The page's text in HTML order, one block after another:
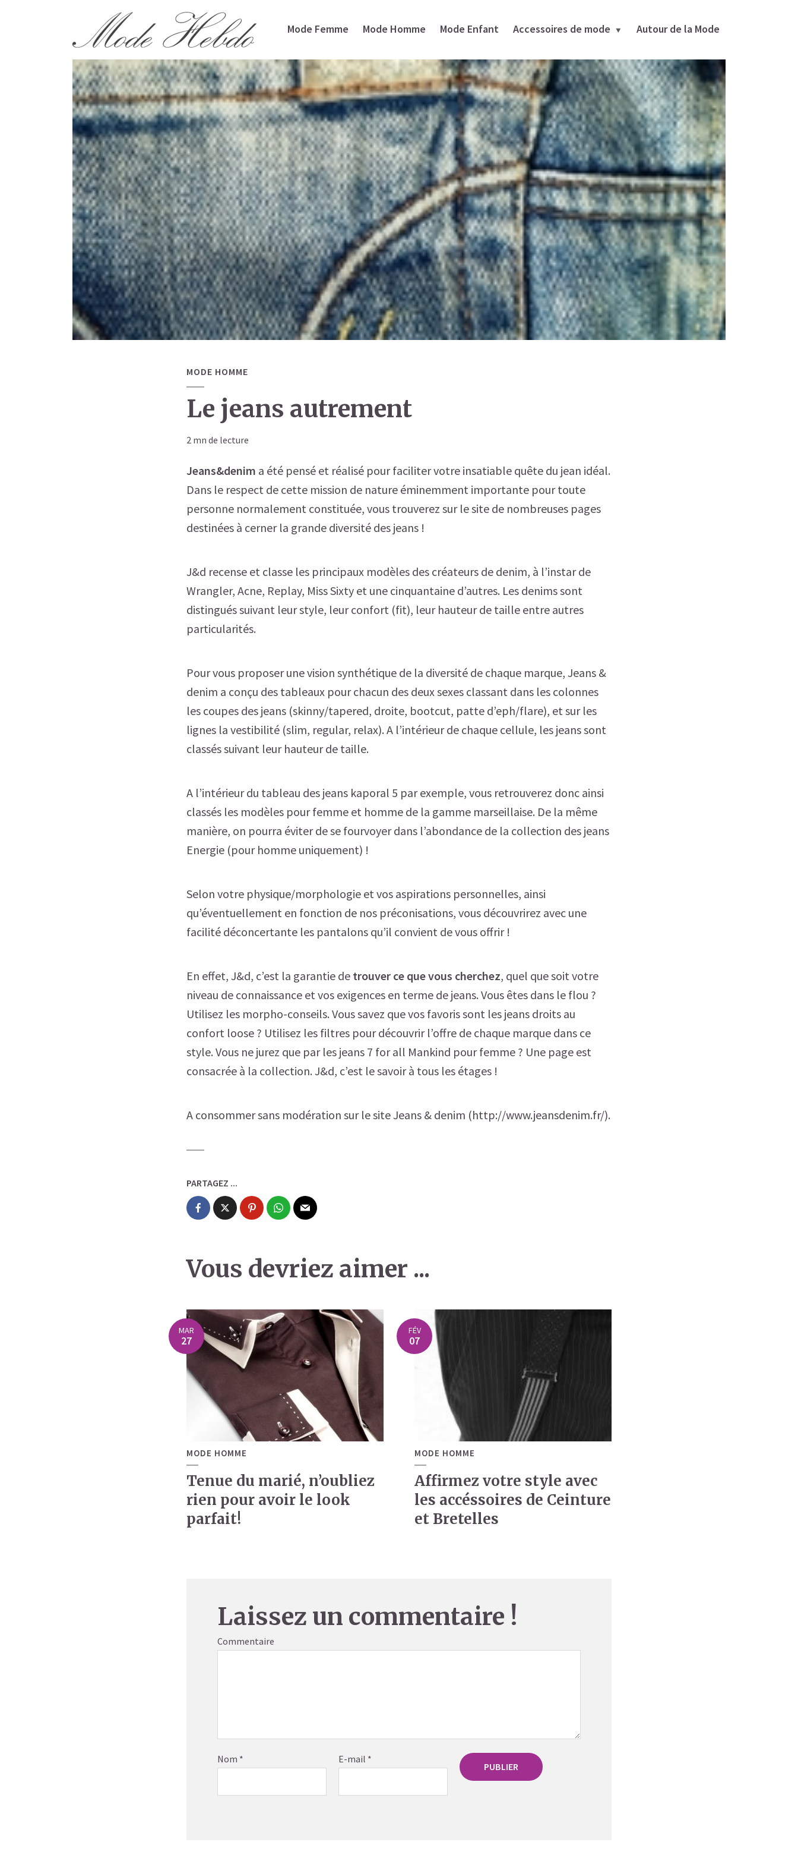
Mode Femme Mode Homme Mode Enfant Accessoires de mode Autour de la Mode
MODE HOMME
Le jeans autrement
2 mn de lecture
Jeans&denim a été pensé et réalisé pour faciliter votre insatiable quête du jean idéal.
Dans le respect de cette mission de nature éminemment importante pour toute
personne normalement constituée, vous trouverez sur le site de nombreuses pages
destinées à cerner la grande diversité des jeans !
J&d recense et classe les principaux modèles des créateurs de denim, à l’instar de
Wrangler, Acne, Replay, Miss Sixty et une cinquantaine d’autres. Les denims sont
distingués suivant leur style, leur confort (fit), leur hauteur de taille entre autres
particularités.
Pour vous proposer une vision synthétique de la diversité de chaque marque, Jeans &
denim a conçu des tableaux pour chacun des deux sexes classant dans les colonnes
les coupes des jeans (skinny/tapered, droite, bootcut, patte d’eph/flare), et sur les
lignes la vestibilité (slim, regular, relax). A l’intérieur de chaque cellule, les jeans sont
classés suivant leur hauteur de taille.
A l’intérieur du tableau des jeans kaporal 5 par exemple, vous retrouverez donc ainsi
classés les modèles pour femme et homme de la gamme marseillaise. De la même
manière, on pourra éviter de se fourvoyer dans l’abondance de la collection des jeans
Energie (pour homme uniquement) !
Selon votre physique/morphologie et vos aspirations personnelles, ainsi
qu’éventuellement en fonction de nos préconisations, vous découvrirez avec une
facilité déconcertante les pantalons qu’il convient de vous offrir !
En effet, J&d, c’est la garantie de trouver ce que vous cherchez, quel que soit votre
niveau de connaissance et vos exigences en terme de jeans. Vous êtes dans le flou ?
Utilisez les morpho-conseils. Vous savez que vos favoris sont les jeans droits au
confort loose ? Utilisez les filtres pour découvrir l’offre de chaque marque dans ce
style. Vous ne jurez que par les jeans 7 for all Mankind pour femme ? Une page est
consacrée à la collection. J&d, c’est le savoir à tous les étages !
A consommer sans modération sur le site Jeans & denim (http://www.jeansdenim.fr/).
PARTAGEZ ...
Vous devriez aimer ...
MAR
27
MODE HOMME
Tenue du marié, n’oubliez
rien pour avoir le look
parfait!
FÉV
07
MODE HOMME
Affirmez votre style avec
les accéssoires de Ceinture
et Bretelles
Laissez un commentaire !
Commentaire
Nom * E-mail *